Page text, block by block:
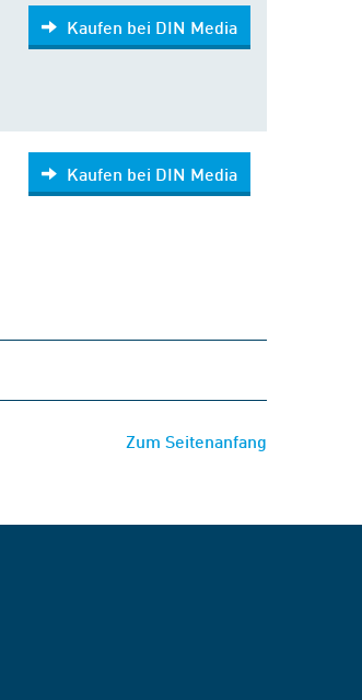
Kaufen bei DIN Media
Kaufen bei DIN Media
Zum Seitenanfang